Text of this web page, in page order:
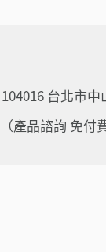
104016 台北市
產品諮詢 免付